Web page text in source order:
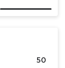
50